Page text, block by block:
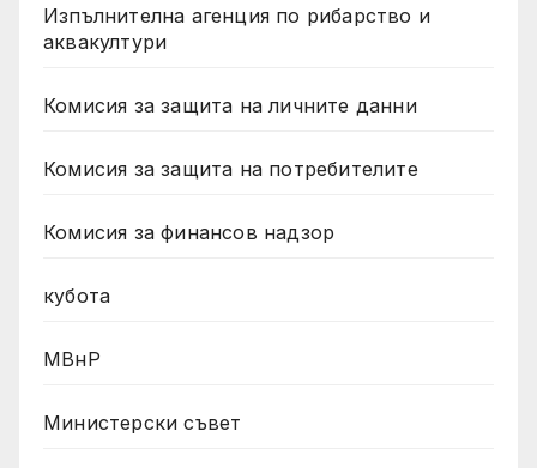
Изпълнителна агенция по рибарство и
аквакултури
Комисия за защита на личните данни
Комисия за защита на потребителите
Комисия за финансов надзор
кубота
МВнР
Министерски съвет